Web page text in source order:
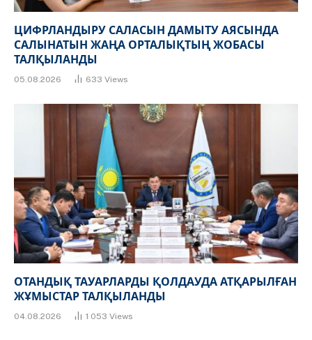
ЦИФРЛАНДЫРУ САЛАСЫН ДАМЫТУ АЯСЫНДА
САЛЫНАТЫН ЖАҢА ОРТАЛЫҚТЫҢ ЖОБАСЫ
ТАЛҚЫЛАНДЫ
05.08.2026 633 Views
ОТАНДЫҚ ТАУАРЛАРДЫ ҚОЛДАУДА АТҚАРЫЛҒАН
ЖҰМЫСТАР ТАЛҚЫЛАНДЫ
04.08.2026 1 053 Views